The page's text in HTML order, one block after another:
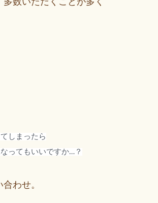
しまったら
ってもいいですか…？
わせ。